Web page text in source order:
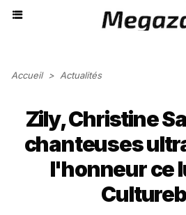
Accueil > Actualités
Zily, Christine
chanteuses
l'honneur ce